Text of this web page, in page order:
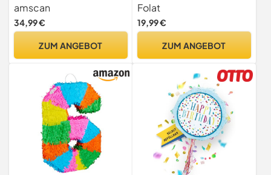
amscan
34,99 €
ZUM ANGEBOT
Folat
19,99 €
ZUM ANGEBOT